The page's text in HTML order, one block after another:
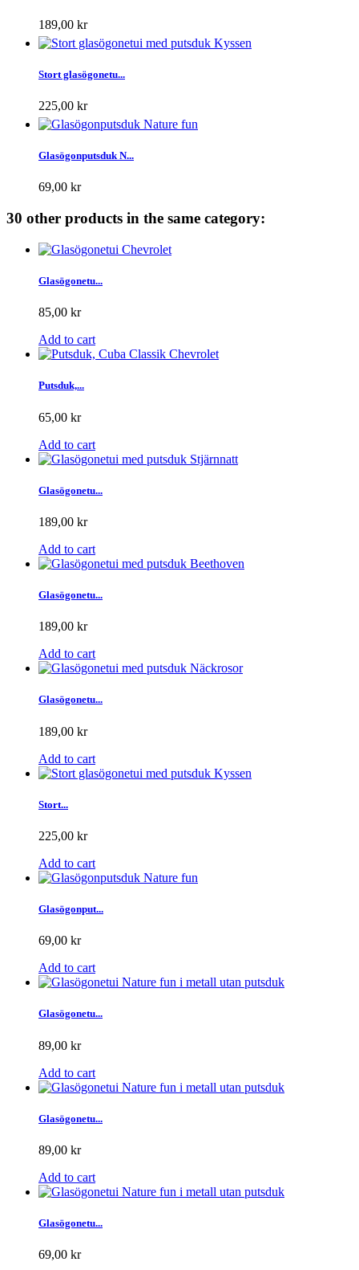
189,00 kr
Stort glasögonetu...
225,00 kr
Glasögonputsduk N...
69,00 kr
30 other products in the same category:
Glasögonetu...
85,00 kr
Add to cart
Putsduk,...
65,00 kr
Add to cart
Glasögonetu...
189,00 kr
Add to cart
Glasögonetu...
189,00 kr
Add to cart
Glasögonetu...
189,00 kr
Add to cart
Stort...
225,00 kr
Add to cart
Glasögonput...
69,00 kr
Add to cart
Glasögonetu...
89,00 kr
Add to cart
Glasögonetu...
89,00 kr
Add to cart
Glasögonetu...
69,00 kr